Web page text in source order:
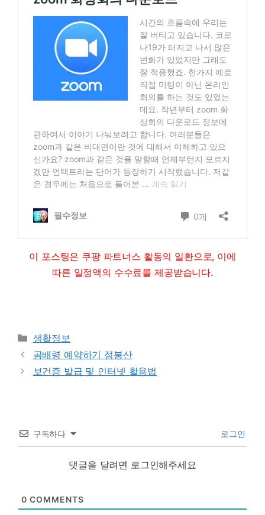
이 포스팅은 쿠팡 파트너스 활동의 일환으로, 이에
따른 일정액의 수수료를 제공받습니다.
Categories
생활정보
곰배령 예약하기 점봉산
보건증 발급 및 인터넷 활용법
구독하다 로그인
댓글을 달려면 로그인해주세요
0 COMMENTS